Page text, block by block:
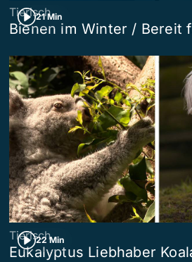
21 Min
Tierisch
Bienen im Winter / Bereit
22 Min
Tierisch
Eukalyptus Liebhaber